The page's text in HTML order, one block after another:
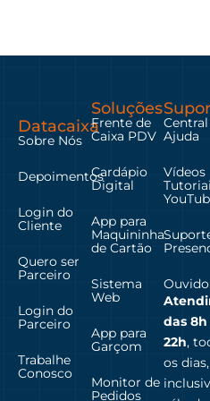
Datacaixa
Sobre Nós
Depoimentos
Login do
Cliente
Quero ser
Parceiro
Login do
Parceiro
Trabalhe
Conosco
Soluções
Frente de
Caixa PDV
Cardápio
Digital
App para
Maquininha
de Cartão
Sistema
Web
App para
Garçom
Monitor de
Pedidos
Ajuda
Vídeos
das 8h
22h,
os dias,